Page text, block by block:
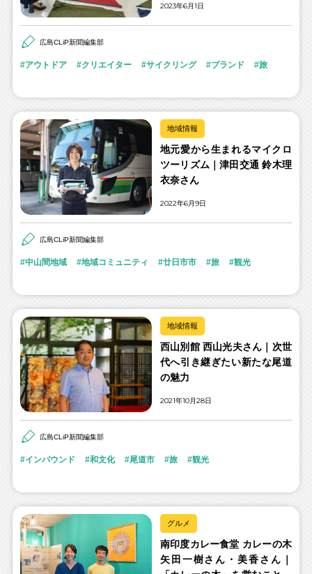
2023年6月1日
広島CLiP新聞編集部
アウトドア クリエイター サイクリング ブランド 旅
地域情報
地元愛から生まれるマイクロ
ツーリズム｜津田交通 鈴木理
衣奈さん
2022年6月9日
広島CLiP新聞編集部
中山間地域 地域コミュニティ 廿日市市 旅 観光
地域情報
西山別館 西山光夫さん｜次世
代へ引き継ぎたい新たな尾道
の魅力
2021年10月28日
広島CLiP新聞編集部
インバウンド 和文化 尾道市 旅 観光
グルメ
南印度カレー食堂 カレーの木
矢田一樹さん・美香さん｜